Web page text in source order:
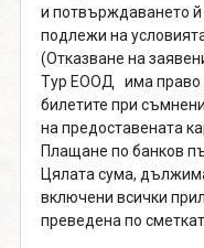
и потвърждаването й
подлежи на
(Отказване на
Тур ЕООД има право
билетите при
на предоставената
Плащане по банков
Цялата сума,
включени всички
преведена по